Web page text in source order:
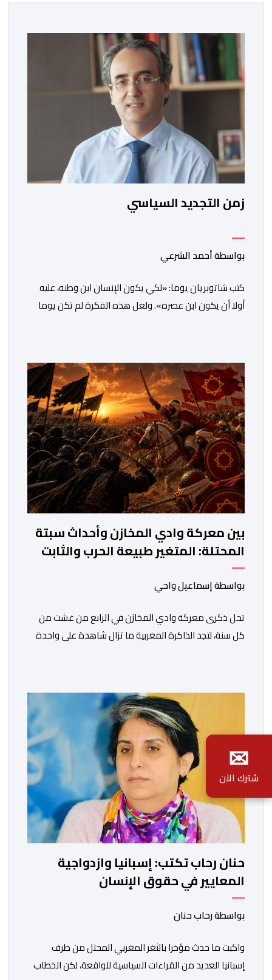
زمن التجديد السياسي
بواسطة أحمد الشرعي
كتب شاتوبريان يوما: «لكي يكون الإنسان ابن وطنه، عليه
أولا أن يكون ابن عصره». ولعل هذه الفكرة لم تكن يوما
فمنذ أكثر من عقدين، وبقيادة صاحب الجلالة الملك محمد
السادس، شهدت المملكة تحولات عميقة على مختلف
المستويات.غير أن […]
بين معركة وادي المخازن وأحداث سبتة
المحتلة: المتغير طبيعة الحرب والثابت
جدار الصد الوطني
بواسطة إسماعيل واحي
تحل ذكرى معركة وادي المخازن في الرابع من غشت من
كل سنة، لتجد الذاكرة المغربية ما تزال شاهدة على واحدة
رأسها أن الطامعين في تدمير المغرب لا يتحركون إلا عندما
يجدون انقساما داخليا يمكن استغلاله. في […]
حنان رحاب تكتب: إسبانيا وازدواجية
المعايير في حقوق الإنسان
بواسطة رحاب حنان
واكبت ما حدث مؤخرا بالثغر المغربي المحتل من طرف
إسبانيا العديد من القراءات السياسية للواقعة، لكن الخطاب
✉
شترك الآن